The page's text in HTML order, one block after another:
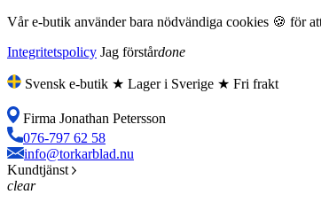
Vår e-butik använder bara nödvändiga cookies 🍪 för
Integritetspolicy Jag förstårdone
Svensk e-butik ★ Lager i Sverige ★ Fri frakt
Firma Jonathan Petersson
076-797 62 58
info@torkarblad.nu
Kundtjänst
clear